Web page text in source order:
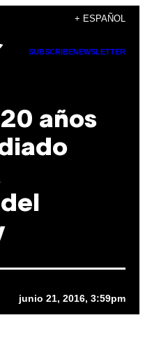
+ ESPAÑOL
SUBSCRIBENEWSLETTER
años
junio 21, 2016, 3:59pm